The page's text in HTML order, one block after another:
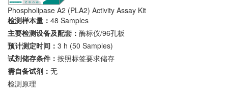
Phospholipase A2 (PLA2) Activity Assay Kit
检测样本量： 48 Samples
主要检测设备及配套： 酶标仪/96孔板
预计测定时间： 3 h (50 Samples)
试剂储存条件： 按照标签要求储存
需自备试剂： 无
检测原理